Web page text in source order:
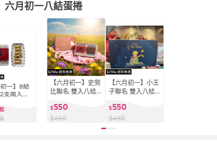
六月初一八結蛋捲
一】8結
支兩入組
【六月初一】史努
比聯名 雙入八結
$550
$650
【六月初一】小王
子聯名 雙入八結
$550
$650